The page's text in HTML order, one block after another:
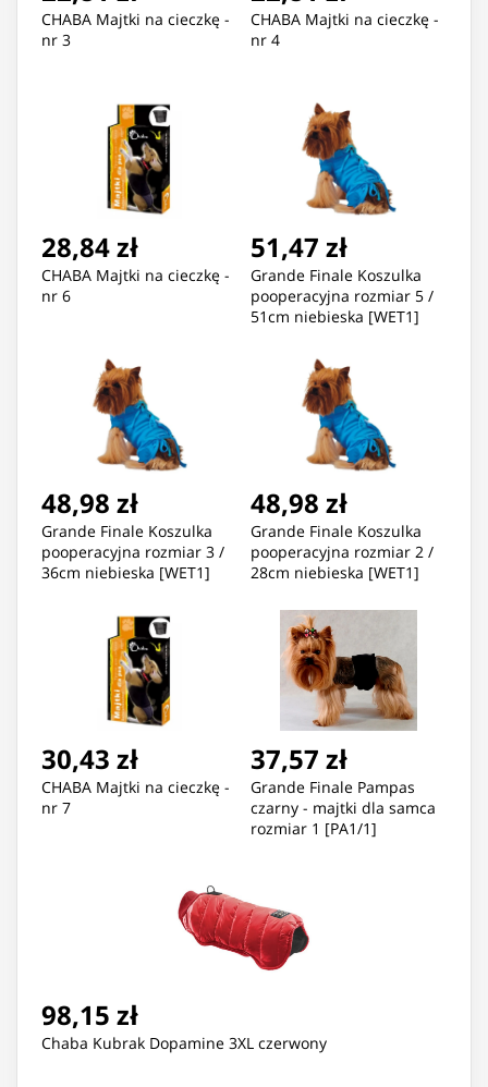
CHABA Majtki na cieczkę -
nr 3
CHABA Majtki na cieczkę -
nr 4
28,84 zł
CHABA Majtki na cieczkę -
nr 6
51,47 zł
Grande Finale Koszulka
pooperacyjna rozmiar 5 /
51cm niebieska [WET1]
48,98 zł
Grande Finale Koszulka
pooperacyjna rozmiar 3 /
36cm niebieska [WET1]
48,98 zł
Grande Finale Koszulka
pooperacyjna rozmiar 2 /
28cm niebieska [WET1]
30,43 zł
CHABA Majtki na cieczkę -
nr 7
37,57 zł
Grande Finale Pampas
czarny - majtki dla samca
rozmiar 1 [PA1/1]
98,15 zł
Chaba Kubrak Dopamine 3XL czerwony